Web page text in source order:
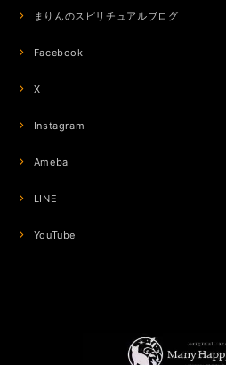
まりんのスピリチュアルブログ
Facebook
X
Instagram
Ameba
LINE
YouTube